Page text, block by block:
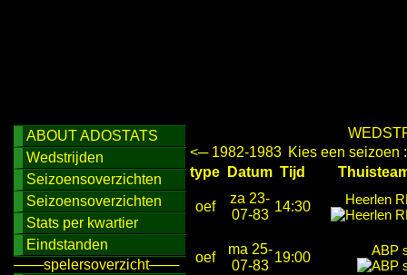
ABOUT ADOSTATS
Wedstrijden
Seizoensoverzichten
Seizoensoverzichten
Stats per kwartier
Eindstanden
───spelersoverzicht───
<─ 1982-1983 Kies een seizoen
type
Datum Tijd
oef
za 23-
07-83
14:30 Heerlen
oef
ma 25-
07-83
19:00 ABP